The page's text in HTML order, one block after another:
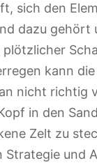
sich den
dazu gehört
plötzlicher
kann
nicht richtig
in den
Zelt zu
und